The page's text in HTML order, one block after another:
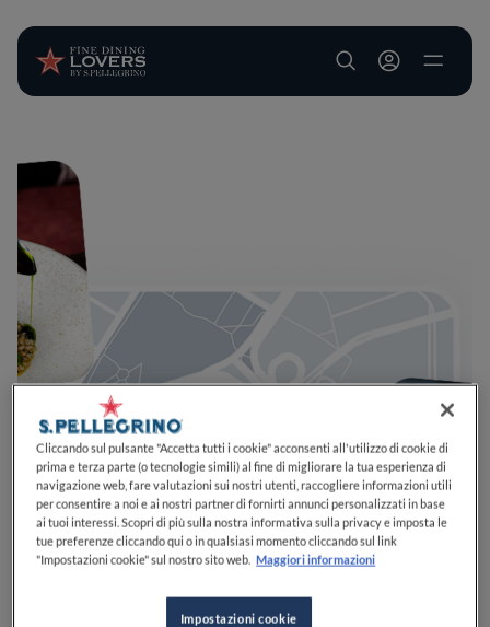
User account
Cliccando sul pulsante "Accetta tutti i cookie" acconsenti all'utilizzo di cookie di
prima e terza parte (o tecnologie simili) al fine di migliorare la tua esperienza di
navigazione web, fare valutazioni sui nostri utenti, raccogliere informazioni utili
per consentire a noi e ai nostri partner di fornirti annunci personalizzati in base
ai tuoi interessi. Scopri di più sulla nostra informativa sulla privacy e imposta le
tue preferenze cliccando qui o in qualsiasi momento cliccando sul link
"Impostazioni cookie" sul nostro sito web. Maggiori informazioni
Impostazioni cookie